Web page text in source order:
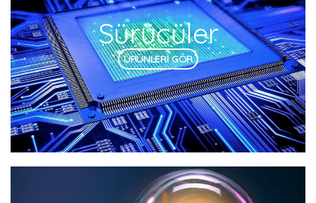
Sürücüler
ÜRÜNLERİ GÖR